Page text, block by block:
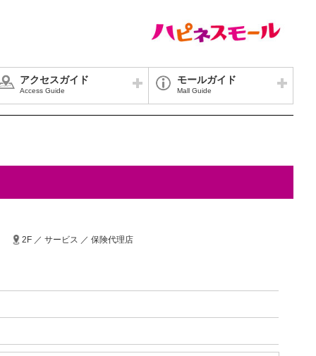
アクセスガイド
Access Guide
モールガイド
Mall Guide
2F ／ サービス ／ 保険代理店